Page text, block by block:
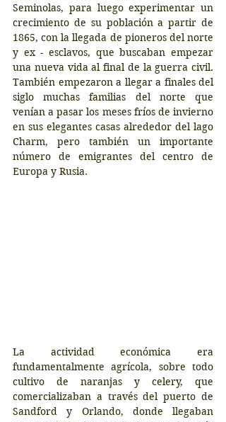
Seminolas, para luego experimentar un
crecimiento de su población a partir de
1865, con la llegada de pioneros del norte
y ex - esclavos, que buscaban empezar
una nueva vida al final de la guerra civil.
También empezaron a llegar a finales del
siglo muchas familias del norte que
venían a pasar los meses fríos de invierno
en sus elegantes casas alrededor del lago
Charm, pero también un importante
número de emigrantes del centro de
Europa y Rusia.
La actividad económica era
fundamentalmente agrícola, sobre todo
cultivo de naranjas y celery, que
comercializaban a través del puerto de
Sandford y Orlando, donde llegaban